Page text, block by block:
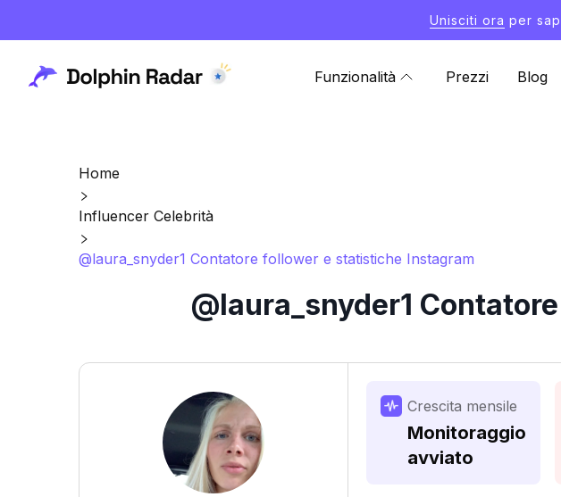
Unisciti ora per
Funzionalità Prezzi Blog
Home
Influencer Celebrità
@laura_snyder1 Contatore follower e statistiche Instagram
@laura_snyder1
Crescita mensile
Monitoraggio
avviato